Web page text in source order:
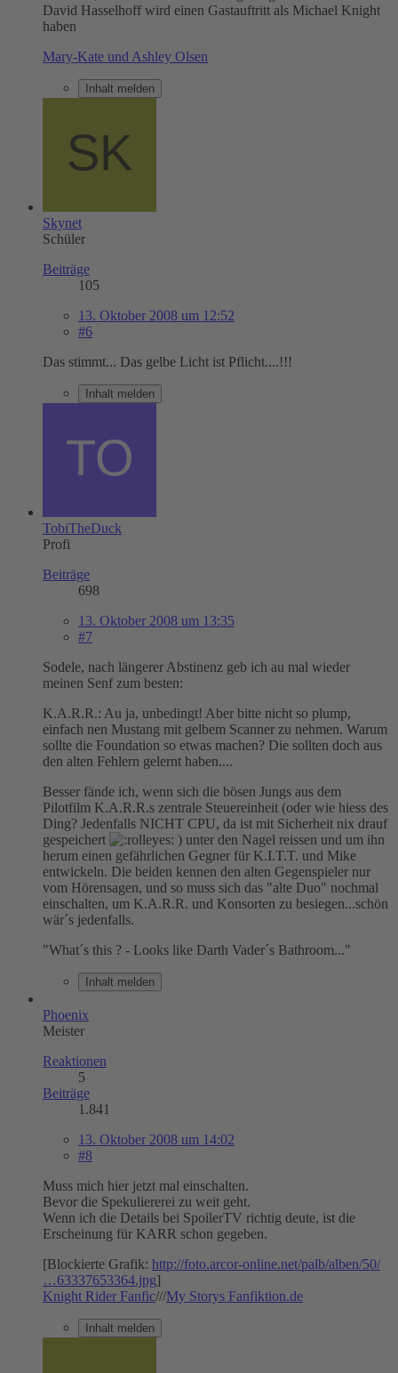
David Hasselhoff wird einen Gastauftritt als Michael Knight
haben
Mary-Kate und Ashley Olsen
Inhalt melden
Skynet
Schüler
Beiträge
105
13. Oktober 2008 um 12:52
#6
Das stimmt... Das gelbe Licht ist Pflicht....!!!
Inhalt melden
TobiTheDuck
Profi
Beiträge
698
13. Oktober 2008 um 13:35
#7
Sodele, nach längerer Abstinenz geb ich au mal wieder
meinen Senf zum besten:
K.A.R.R.: Au ja, unbedingt! Aber bitte nicht so plump,
einfach nen Mustang mit gelbem Scanner zu nehmen. Warum
sollte die Foundation so etwas machen? Die sollten doch aus
den alten Fehlern gelernt haben....
Besser fände ich, wenn sich die bösen Jungs aus dem
Pilotfilm K.A.R.R.s zentrale Steuereinheit (oder wie hiess des
Ding? Jedenfalls NICHT CPU, da ist mit Sicherheit nix drauf
gespeichert
) unter den Nagel reissen und um ihn
herum einen gefährlichen Gegner für K.I.T.T. und Mike
entwickeln. Die beiden kennen den alten Gegenspieler nur
vom Hörensagen, und so muss sich das "alte Duo" nochmal
einschalten, um K.A.R.R. und Konsorten zu besiegen...schön
wär´s jedenfalls.
"What´s this ? - Looks like Darth Vader´s Bathroom..."
Inhalt melden
Phoenix
Meister
Reaktionen
5
Beiträge
1.841
13. Oktober 2008 um 14:02
#8
Muss mich hier jetzt mal einschalten.
Bevor die Spekuliererei zu weit geht.
Wenn ich die Details bei SpoilerTV richtig deute, ist die
Erscheinung für KARR schon gegeben.
[Blockierte Grafik: http://foto.arcor-online.net/palb/alben/50/
…63337653364.jpg]
Knight Rider Fanfic///My Storys Fanfiktion.de
Inhalt melden